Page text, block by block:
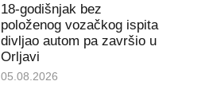
18-godišnjak bez
položenog vozačkog ispita
divljao autom pa završio u
Orljavi
05.08.2026